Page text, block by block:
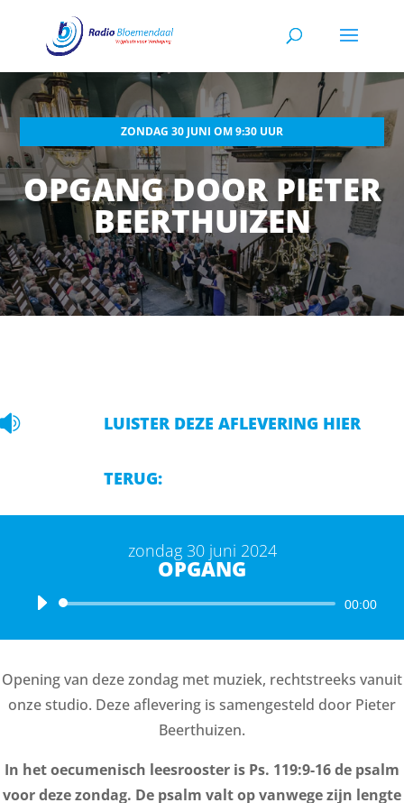
ZONDAG 30 JUNI OM 9:30 UUR
OPGANG DOOR PIETER
BEERTHUIZEN
 LUISTER DEZE AFLEVERING HIER
TERUG:
zondag 30 juni 2024
OPGANG
Audiospeler 00:00
Opening van deze zondag met muziek, rechtstreeks vanuit
onze studio. Deze aflevering is samengesteld door Pieter
Beerthuizen.
In het oecumenisch leesrooster is Ps. 119:9-16 de psalm
voor deze zondag. De psalm valt op vanwege zijn lengte